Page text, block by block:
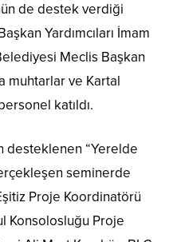
de destek verdiği
Yardımcıları İmam
Meclis Başkan
muhtarlar ve Kartal
katıldı.
desteklenen “Yerelde
seminerde
Proje Koordinatörü
Konsolosluğu Proje